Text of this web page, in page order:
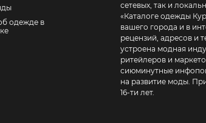
одежде в
сетевых, так и
«Каталоге одежды
вашего города и в
рецензий, адресов и телефонов
устроена модная
ритейлеров и
сиюминутные
на развитие моды.
16-ти лет.